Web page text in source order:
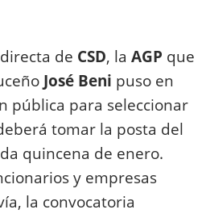
de CSD, laAGP que
José Beni puso en
pública para seleccionar
tomar la posta del
quincena de enero.
y empresas
la convocatoria